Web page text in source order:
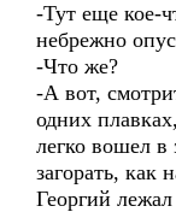
-Тут еще кое-
небрежно
-Что же?
-А вот,
одних
легко вошел
загорать, как
Георгий